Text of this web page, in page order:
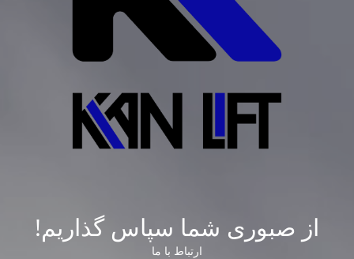
از صبوری شما سپاس گذاریم!
ارتباط با ما